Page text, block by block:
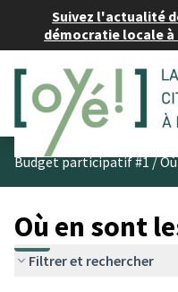
Suivez l'actualité
démocratie locale à
Budget participatif #1/
Où en sont
Filtrer et rechercher